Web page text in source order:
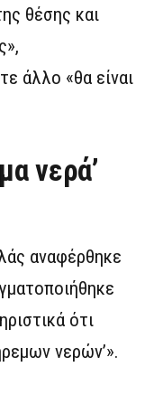
θέσης και
άλλο «θα είναι
νερά’
αναφέρθηκε
ότι
νερών’».